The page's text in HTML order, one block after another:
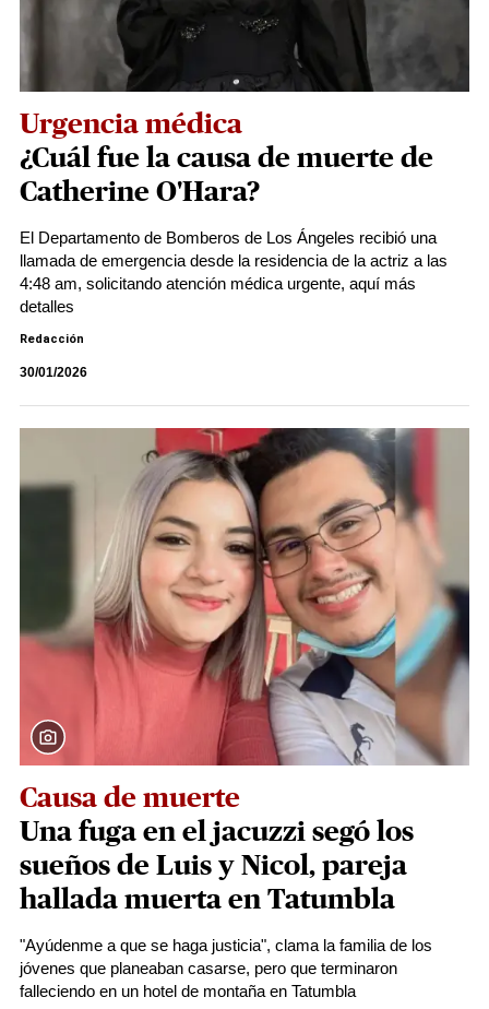
Urgencia médica
¿Cuál fue la causa de muerte de
Catherine O'Hara?
El Departamento de Bomberos de Los Ángeles recibió una
llamada de emergencia desde la residencia de la actriz a las
4:48 am, solicitando atención médica urgente, aquí más
detalles
Redacción
30/01/2026
Causa de muerte
Una fuga en el jacuzzi segó los
sueños de Luis y Nicol, pareja
hallada muerta en Tatumbla
"Ayúdenme a que se haga justicia", clama la familia de los
jóvenes que planeaban casarse, pero que terminaron
falleciendo en un hotel de montaña en Tatumbla